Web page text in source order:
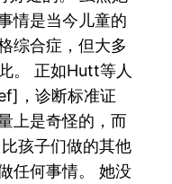
情是当今儿童的
综合症，但大多
。 正如Hutt等人
，诊断标准证
上是奇怪的，而
孩子们做的其他
任何事情。 她没